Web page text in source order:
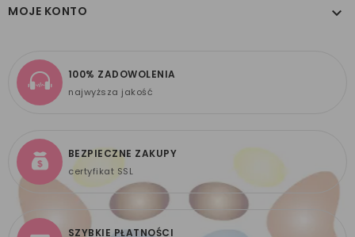
MOJE KONTO 
100% ZADOWOLENIA
najwyższa jakość
BEZPIECZNE ZAKUPY
certyfikat SSL
SZYBKIE PŁATNOŚCI